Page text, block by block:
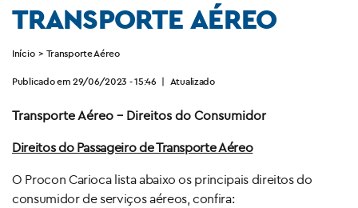
TRANSPORTE AÉREO
Início > Transporte Aéreo
Publicado em 29/06/2023 - 15:46 | Atualizado
Transporte Aéreo – Direitos do Consumidor
Direitos do Passageiro de Transporte Aéreo
O Procon Carioca lista abaixo os principais direitos do
consumidor de serviços aéreos, confira: